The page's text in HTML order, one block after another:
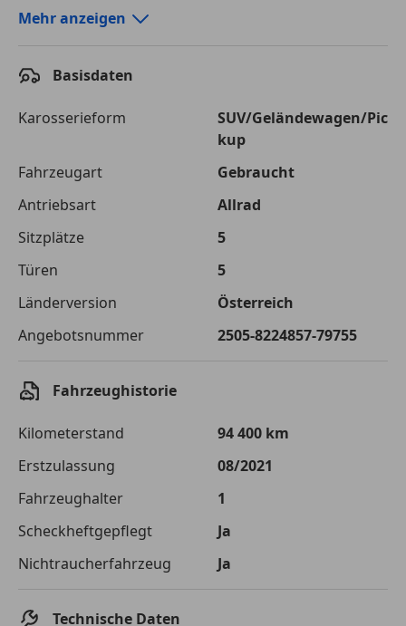
Autokredit-Rechner von durchblicker.at
120 Monate
Kreditbetrag
€ 35 000,-
Gesamtbetrag
Einberechnete Gebühren
€ 0,-
Monatliche Rate
Die tatsächlichen Konditionen sind abhängig von Ihrer Bonität sowie
Jahre. Zinsspanne Sollzinssatz: 2,90% - 14,90%.
Jetzt berechnen
Mehr anzeigen
Basisdaten
Karosserieform
SUV/Geländewagen/Pic
kup
Fahrzeugart
Gebraucht
Antriebsart
Allrad
Sitzplätze
5
Türen
5
Länderversion
Österreich
Angebotsnummer
2505-8224857-79755
Fahrzeughistorie
Kilometerstand
94 400 km
Erstzulassung
08/2021
Fahrzeughalter
1
Scheckheftgepflegt
Ja
Nichtraucherfahrzeug
Ja
Technische Daten